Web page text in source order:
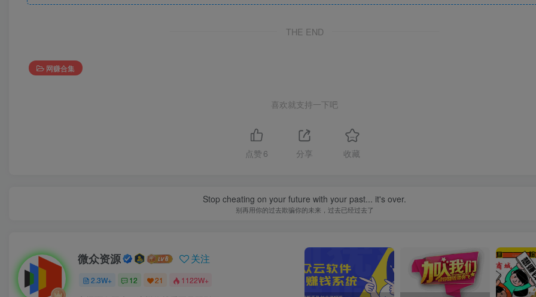
THE END
网赚合集
喜欢就支持一下吧
点赞6 分享 收藏
Stop cheating on your future with your past... it's over.
别再用你的过去欺骗你的未来，过去已经过去了
微众资源 关注
2.3W+ 12 21 1122W+